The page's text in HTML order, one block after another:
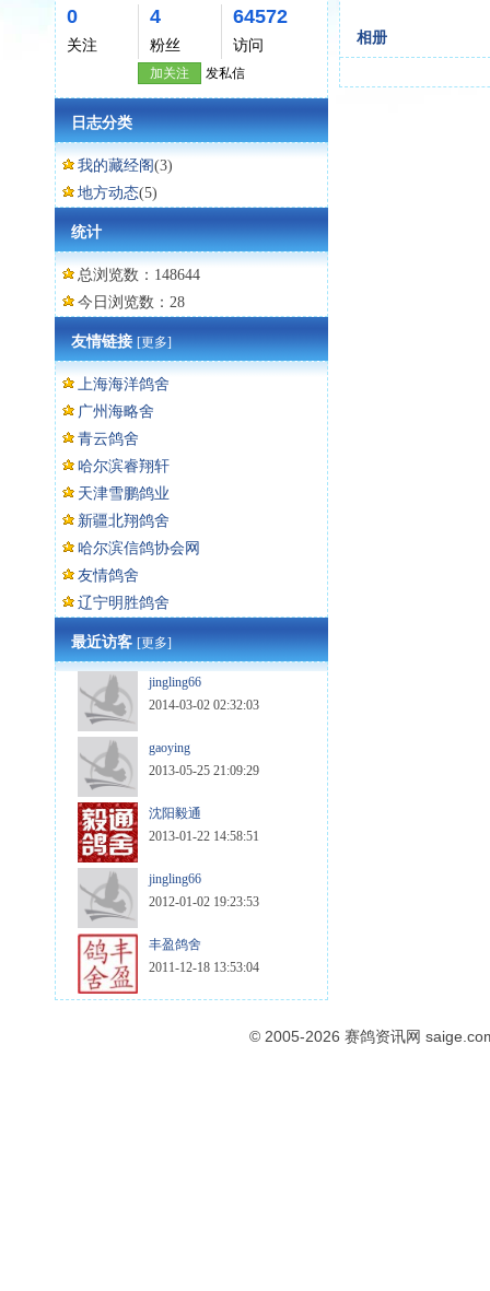
0
关注
4
粉丝
64572
访问
加关注 发私信
日志分类
我的藏经阁(3)
地方动态(5)
统计
总浏览数：148644
今日浏览数：28
友情链接[更多]
上海海洋鸽舍
广州海略舍
青云鸽舍
哈尔滨睿翔轩
天津雪鹏鸽业
新疆北翔鸽舍
哈尔滨信鸽协会网
友情鸽舍
辽宁明胜鸽舍
最近访客[更多]
jingling66
2014-03-02 02:32:03
gaoying
2013-05-25 21:09:29
沈阳毅通
2013-01-22 14:58:51
jingling66
2012-01-02 19:23:53
丰盈鸽舍
2011-12-18 13:53:04
相册
© 2005-2026 赛鸽资讯网